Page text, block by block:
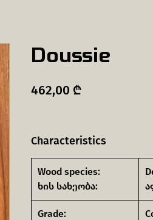
Doussie
462,00 ₾Price
Characteristics
Wood species:
ხის სახეობა:
Grade: